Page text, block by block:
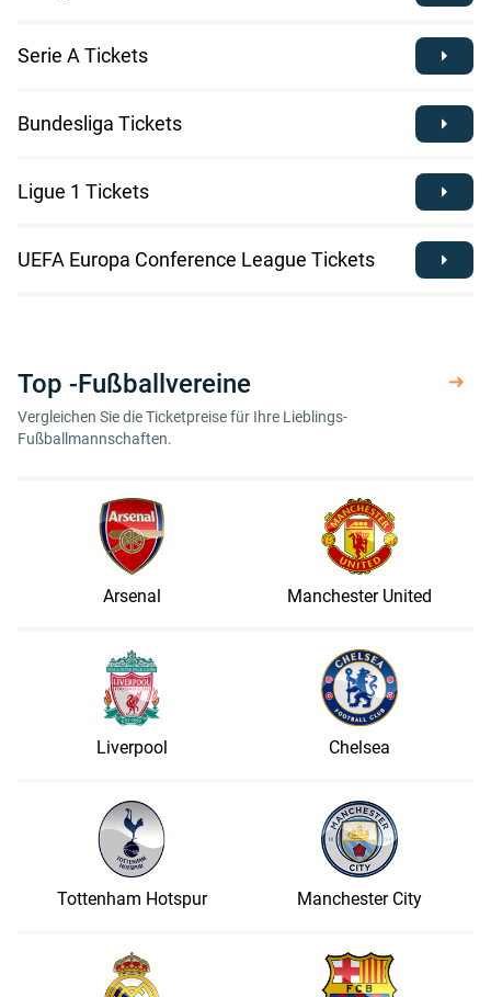
Serie A Tickets
Bundesliga Tickets
Ligue 1 Tickets
UEFA Europa Conference League Tickets
Top -Fußballvereine
Vergleichen Sie die Ticketpreise für Ihre Lieblings-
Fußballmannschaften.
Arsenal Manchester United
Liverpool Chelsea
Tottenham Hotspur Manchester City